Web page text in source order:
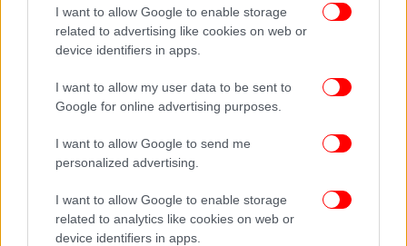
I want to allow Google to enable storage
related to advertising like cookies on web or
device identifiers in apps.
I want to allow my user data to be sent to
Google for online advertising purposes.
I want to allow Google to send me
personalized advertising.
I want to allow Google to enable storage
related to analytics like cookies on web or
device identifiers in apps.